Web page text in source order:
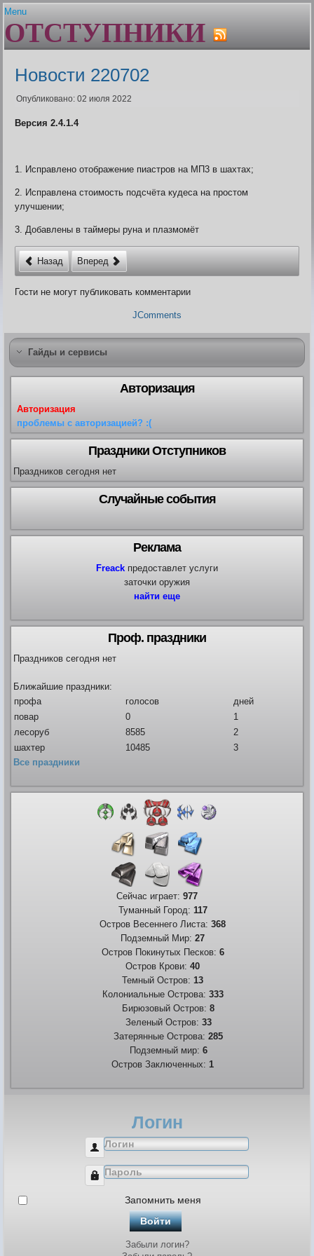
Menu
Главная
Устав
Плагин Er-help Extension
Шаржи на персонажей Граней
FAQ по Er-help Extension
Политика плагина
Гайды и сервисы
Дата последнего входа в
Дом Пробудившихся.
Заброшенный завод.
монстров
Карта подземки
Количество сырья на
Форум
Клиент игры на android
Предложения
Заявки на вступление
R.I.P. =(
История ГРаней
Живые легенды
Мемориальная доска
Грани Реальности
ОТСТУПНИКИ
Новости 220702
Опубликовано: 02 июля 2022
Версия 2.4.1.4
1. Исправлено отображение пиастров на МП3 в шахтах;
2. Исправлена стоимость подсчёта кудеса на простом
улучшении;
3. Добавлены в таймеры руна и плазмомёт
Назад Вперед
Гости не могут публиковать комментарии
JComments
Гайды и сервисы
Авторизация
Авторизация
проблемы с авторизацией? :(
Праздники Отступников
Праздников сегодня нет
Случайные события
Реклама
Freack предоставлет услуги
заточки оружия
найти еще
Проф. праздники
Праздников сегодня нет
Ближайшие праздники:
профа
голосов
дней
повар
0
1
лесоруб
8585
2
шахтер
10485
3
Все праздники
Сейчас играет: 977
Туманный Город: 117
Остров Весеннего Листа: 368
Подземный Мир: 27
Остров Покинутых Песков: 6
Остров Крови: 40
Темный Остров: 13
Колониальные Острова: 333
Бирюзовый Остров: 8
Зеленый Остров: 33
Затерянные Острова: 285
Подземный мир: 6
Остров Заключенных: 1
Логин
Запомнить меня
Войти
Забыли логин?